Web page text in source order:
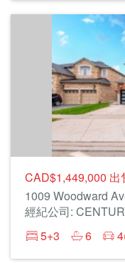
CAD$1,449,000 出
1009 Woodward
經紀公司:
5+3
6